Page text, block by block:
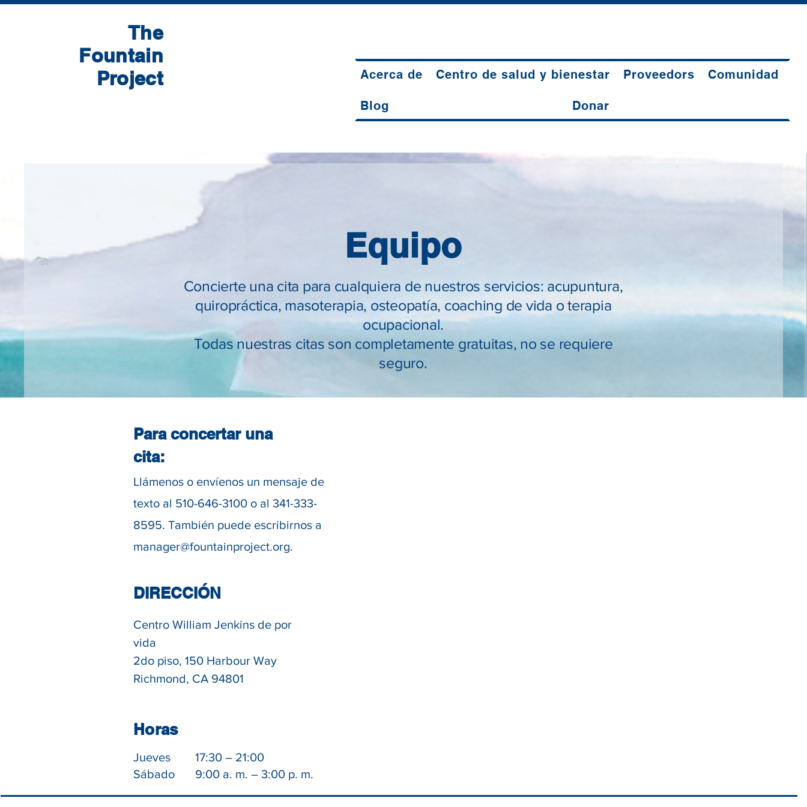
Acerca de Centro de salud y bienestar Proveedors Comunidad
Blog Donar
The
Fountain
Project
Equipo
Concierte una cita para cualquiera de nuestros servicios: acupuntura,
quiropráctica, masoterapia, osteopatía, coaching de vida o terapia
ocupacional.
Todas nuestras citas son completamente gratuitas, no se requiere
seguro.
Para concertar una
cita:
Llámenos o envíenos un mensaje de
texto al 510-646-3100 o al 341-333-
8595. También puede escribirnos a
manager@fountainproject.org.
DIRECCIÓN
Centro William Jenkins de por
vida
2do piso, 150 Harbour Way
Richmond, CA 94801
Horas
Sábado 9:00 a. m. – 3:00 p. m.
Jueves 17:30 – 21:00